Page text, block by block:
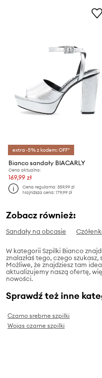
extra -5% z kodem: OFF*
Bianco sandały BIACARLY
Cena aktualna:
169,99 zł
Cena regularna:359,99 zł
Najniższa cena:179,99 zł
Zobacz również:
Sandały na obcasie
W kategorii Szpilki Bianco
znalazłaś tego, czego
Możliwe, że znajdziesz tam
aktualizujemy naszą ofertę,
nowości.
Sprawdź też inne
Czarno srebrne szpilki
Wojas czarne szpilki